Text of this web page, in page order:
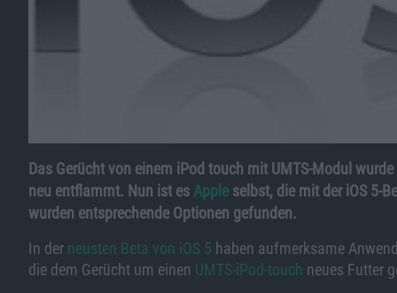
Das Gerücht von einem iPod touch mit UMTS-Modul
neu entflammt. Nun ist es Apple selbst, die mit der iOS 5-
wurden entsprechende Optionen gefunden.
In der neusten Beta von iOS 5 haben aufmerksame
die dem Gerücht um einen UMTS-iPod-touch neues Futter